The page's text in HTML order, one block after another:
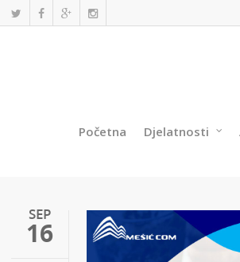
Početna Djelatnosti
SEP
16